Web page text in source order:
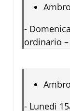
-
ordinario
- Lunedì